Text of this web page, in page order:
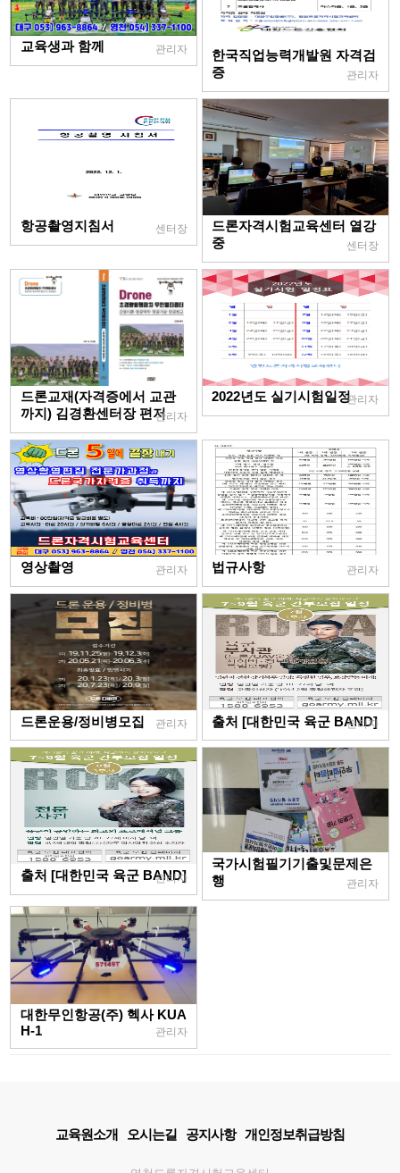
교육생과 함께 관리자
한국직업능력개발원 자격검
증
관리자
항공촬영지침서 센터장
드론자격시험교육센터 열강
중
센터장
드론교재(자격증에서 교관
까지) 김경환센터장 편저관리자
2022년도 실기시험일정관리자
영상촬영 관리자 법규사항 관리자
드론운용/정비병모집 관리자 출처 [대한민국 육군 BAND]
관리자
출처 [대한민국 육군 BAND]
관리자
국가시험필기기출및문제은
행
관리자
대한무인항공(주) 헥사 KUA
H-1
관리자
교육원소개 오시는길 공지사항 개인정보취급방침